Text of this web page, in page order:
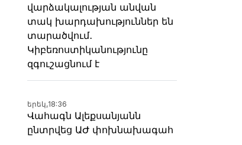
վարձակալության անվան
տակ խարդախություններ են
տարածվում․
Կիբեռոստիկանությունը
զգուշացնում է
երեկ,18:36
Վահագն Ալեքսանյանն
ընտրվեց ԱԺ փոխնախագահ